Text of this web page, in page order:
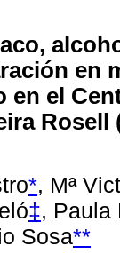
en
en el
Rosell
*, Mª
‡, Paula
Sosa**